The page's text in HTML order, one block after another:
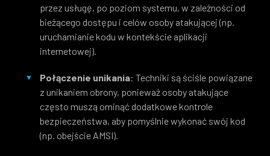
przez usługę, po poziom systemu, w zależności od
bieżącego dostępu i celów osoby atakującej (np.
uruchamianie kodu w kontekście aplikacji
internetowej).
Połączenie unikania: Techniki są ściśle powiązane
z unikaniem obrony, ponieważ osoby atakujące
często muszą ominąć dodatkowe kontrole
bezpieczeństwa, aby pomyślnie wykonać swój kod
(np. obejście AMSI).